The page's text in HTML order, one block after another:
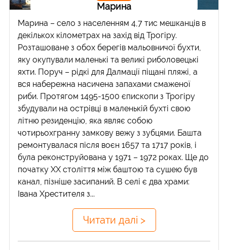
Марина
Марина – село з населенням 4,7 тис мешканців в
декількох кілометрах на захід від Трогіру.
Розташоване з обох берегів мальовничої бухти,
яку окупували маленькі та великі риболовецькі
яхти. Поруч – рідкі для Далмації піщані пляжі, а
вся набережна насичена запахами смаженої
риби. Протягом 1495-1500 єпископи з Трогіру
збудували на острівці в маленькій бухті свою
літню резиденцію, яка являє собою
чотирьохгранну замкову вежу з зубцями. Башта
ремонтувалася після воєн 1657 та 1717 років, і
була реконструйована у 1971 – 1972 роках. Ще до
початку ХХ століття між баштою та сушею був
канал, пізніше засипаний. В селі є два храми:
Івана Хрестителя з...
Читати далі >